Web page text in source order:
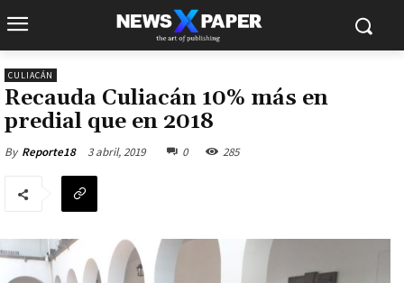
CULIACÁN
Recauda Culiacán 10% más en
predial que en 2018
By Reporte18 3 abril, 2019 0 285